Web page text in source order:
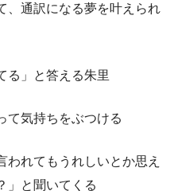
、通訳になる夢を叶えられ
る」と答える朱里
て気持ちをぶつける
われてもうれしいとか思え
」と聞いてくる